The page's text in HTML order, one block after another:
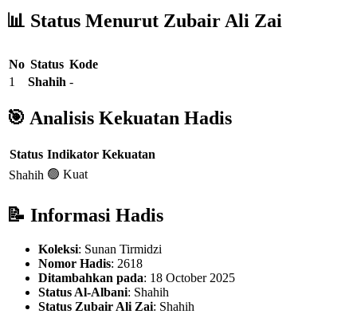
📊 Status Menurut Zubair Ali Zai
No Status Kode
1
Shahih -
🎯 Analisis Kekuatan Hadis
Status Indikator Kekuatan
Shahih 🟢 Kuat
📝 Informasi Hadis
Koleksi: Sunan Tirmidzi
Nomor Hadis: 2618
Ditambahkan pada: 18 October 2025
Status Al-Albani: Shahih
Status Zubair Ali Zai: Shahih